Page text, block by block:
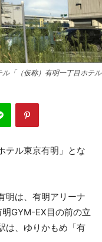
「（仮称）有明一丁目ホテル
テル東京有明」とな
明は、有明アリーナ
GYM-EX目の前の立
は、ゆりかもめ「有